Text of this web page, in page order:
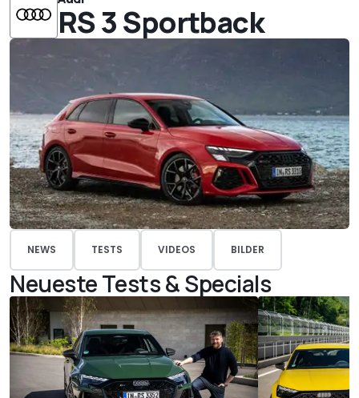
RS 3 Sportback
NEWS TESTS VIDEOS BILDER
Neueste Tests & Specials